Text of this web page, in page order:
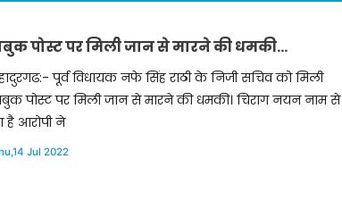
पोस्ट पर मिली जान से मारने की धमकी…
पूर्व विधायक नफे सिंह राठी के निजी सचिव को मिली
पोस्ट पर मिली जान से मारने की धमकी। चिराग नयन नाम से
है आरोपी ने
Jul 2022